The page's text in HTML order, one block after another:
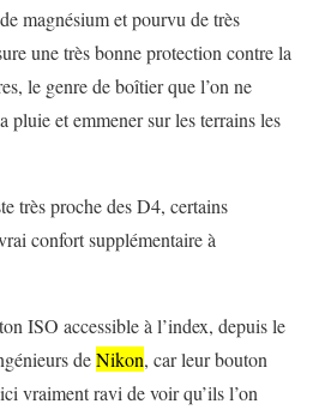
magnésium et pourvu de très
une très bonne protection contre la
le genre de boîtier que l’on ne
pluie et emmener sur les terrains les
très proche des D4, certains
confort supplémentaire à
ISO accessible à l’index, depuis le
deNikon, car leur bouton
vraiment ravi de voir qu’ils l’on